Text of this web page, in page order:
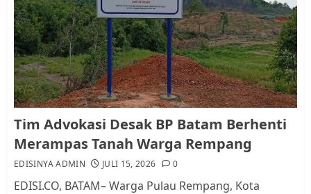
1
Pemko Batam Tegaskan RT dan
RW bukan Petugas Pendataan
dan Pemungutan Pajak
AGUSTUS 1, 2026 0
Kader Pajak jadi Penghubung
Pemerintah dan Masyarakat di
Lingkungan RT/RW
AGUSTUS 1, 2026
Tim Advokasi Desak BP Batam Berhenti
Merampas Tanah Warga Rempang
EDISINYA ADMIN JULI 15, 2026 0
EDISI.CO, BATAM– Warga Pulau Rempang, Kota